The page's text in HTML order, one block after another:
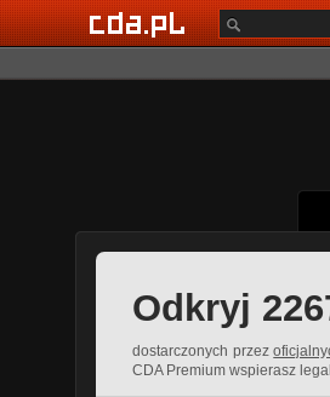
Odkryj
dostarczonych przez
CDA Premium wspierasz